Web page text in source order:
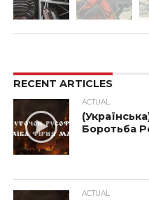
RECENT ARTICLES
ACTUAL
Боротьба
ACTUAL